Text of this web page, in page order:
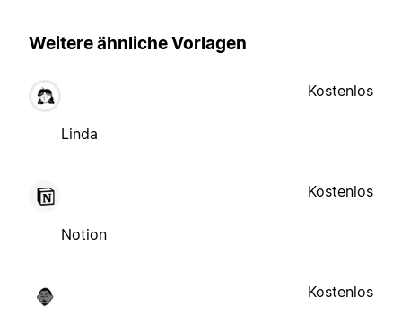
Weitere ähnliche Vorlagen
Linda
Kostenlos
Notion
Kostenlos
Kostenlos